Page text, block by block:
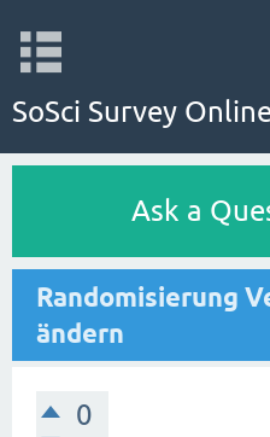
SoSci Survey
Ask a
Randomisierung
ändern
0